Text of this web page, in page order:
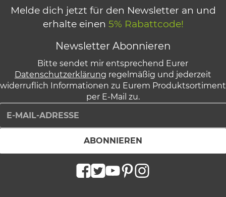
Melde dich jetzt für den Newsletter an und
erhalte einen 5% Rabattcode!
Newsletter Abonnieren
Bitte sendet mir entsprechend Eurer
Datenschutzerklärung regelmäßig und jederzeit
widerruflich Informationen zu Eurem Produktsortiment
per E-Mail zu.
Mail-Adresse
ABONNIEREN